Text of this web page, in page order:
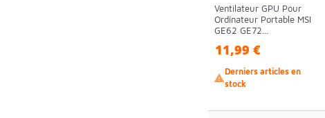
Ventilateur GPU Pour
Ordinateur Portable MSI
GE62 GE72...
11,99 €

Derniers articles en
stock